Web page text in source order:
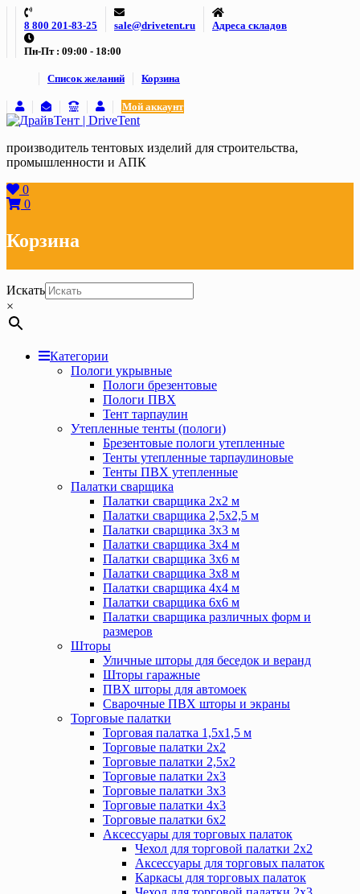
Skip
content
8 800 201-83-25 sale@drivetent.ru Адреса складов
Пн-Пт : 09:00 - 18:00
Список желаний Корзина
Мой аккаунт
производитель тентовых изделий для строительства,
промышленности и АПК
0
0
Корзина
Искать
×
Категории
Пологи укрывные
Пологи брезентовые
Пологи ПВХ
Тент тарпаулин
Утепленные тенты (пологи)
Брезентовые пологи утепленные
Тенты утепленные тарпаулиновые
Тенты ПВХ утепленные
Палатки сварщика
Палатки сварщика 2х2 м
Палатки сварщика 2,5х2,5 м
Палатки сварщика 3х3 м
Палатки сварщика 3х4 м
Палатки сварщика 3х6 м
Палатки сварщика 3х8 м
Палатки сварщика 4х4 м
Палатки сварщика 6х6 м
Палатки сварщика различных форм и
размеров
Шторы
Уличные шторы для беседок и веранд
Шторы гаражные
ПВХ шторы для автомоек
Сварочные ПВХ шторы и экраны
Торговые палатки
Торговая палатка 1,5х1,5 м
Торговые палатки 2х2
Торговые палатки 2,5х2
Торговые палатки 2х3
Торговые палатки 3х3
Торговые палатки 4х3
Торговые палатки 6х2
Аксессуары для торговых палаток
Чехол для торговой палатки 2х2
Аксессуары для торговых палаток
Каркасы для торговых палаток